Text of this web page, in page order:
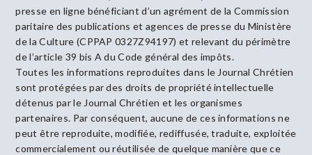
presse en ligne bénéficiant d’un agrément de la Commission
paritaire des publications et agences de presse du Ministère
de la Culture (CPPAP 0327Z94197) et relevant du périmètre
de l’article 39 bis A du Code général des impôts.
Toutes les informations reproduites dans le Journal Chrétien
sont protégées par des droits de propriété intellectuelle
détenus par le Journal Chrétien et les organismes
partenaires. Par conséquent, aucune de ces informations ne
peut être reproduite, modifiée, rediffusée, traduite, exploitée
commercialement ou réutilisée de quelque manière que ce